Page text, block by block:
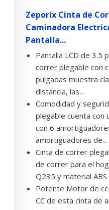
Zeporix Cinta de
Caminadora
Pantalla...
Pantalla LCD de 3.5
correr plegable con
pulgadas muestra
distancia, las...
Comodidad y
plegable cuenta con
con 6
amortiguadores de...
Cinta de correr
de correr para el
Q235 y material
Potente Motor de cc
CC de esta cinta de